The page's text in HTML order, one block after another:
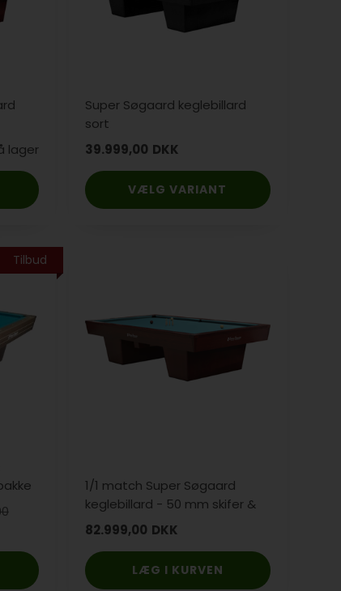
lager
Super Søgaard keglebillard
sort
39.999,00 DKK
VÆLG VARIANT
Tilbud
1/1 match Super Søgaard
keglebillard - 50 mm skifer &
varme
82.999,00 DKK